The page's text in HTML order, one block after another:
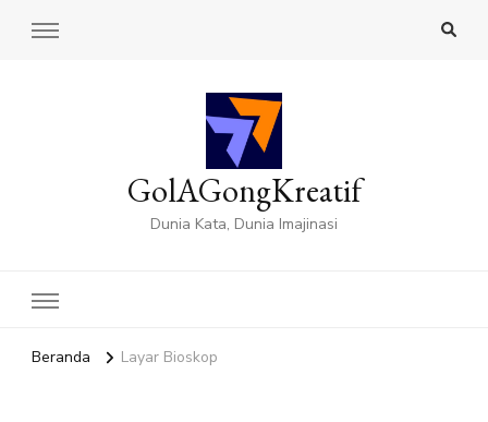
GolAGongKreatif
Dunia Kata, Dunia Imajinasi
Beranda Layar Bioskop